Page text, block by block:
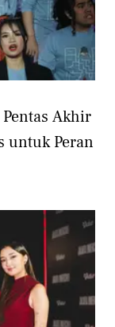
Akhir
untuk Peran